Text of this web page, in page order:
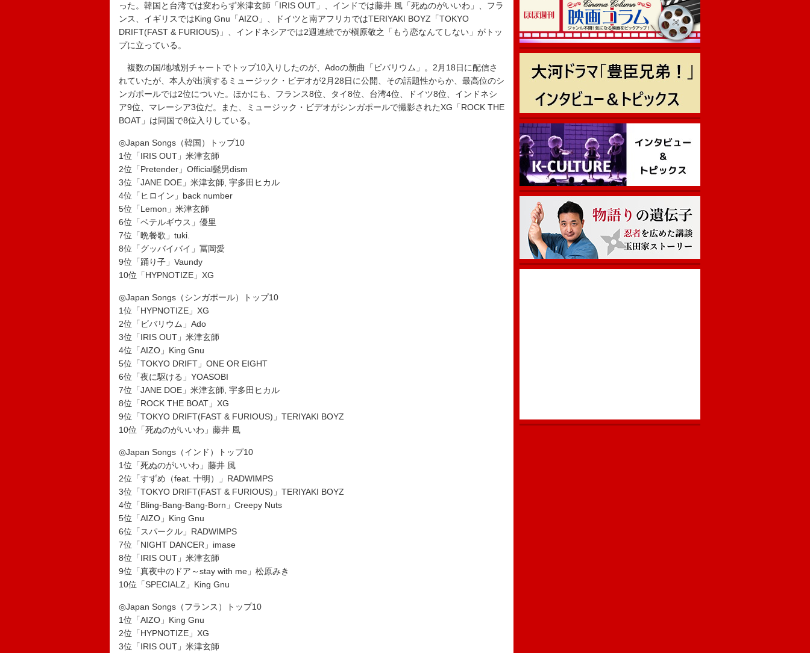
った。韓国と台湾では変わらず米津玄師「IRIS OUT」、インドでは藤井 風「死ぬのがいいわ」、フラ
ンス、イギリスではKing Gnu「AIZO」、ドイツと南アフリカではTERIYAKI BOYZ「TOKYO
DRIFT(FAST & FURIOUS)」、インドネシアでは2週連続でが槇原敬之「もう恋なんてしない」がトッ
プに立っている。
複数の国/地域別チャートでトップ10入りしたのが、Adoの新曲「ビバリウム」。2月18日に配信さ
れていたが、本人が出演するミュージック・ビデオが2月28日に公開、その話題性からか、最高位のシ
ンガポールでは2位についた。ほかにも、フランス8位、タイ8位、台湾4位、ドイツ8位、インドネシ
ア9位、マレーシア3位だ。また、ミュージック・ビデオがシンガポールで撮影されたXG「ROCK THE
BOAT」は同国で8位入りしている。
◎Japan Songs（韓国）トップ10
1位「IRIS OUT」米津玄師
2位「Pretender」Official髭男dism
3位「JANE DOE」米津玄師, 宇多田ヒカル
4位「ヒロイン」back number
5位「Lemon」米津玄師
6位「ベテルギウス」優里
7位「晩餐歌」tuki.
8位「グッバイバイ」冨岡愛
9位「踊り子」Vaundy
10位「HYPNOTIZE」XG
◎Japan Songs（シンガポール）トップ10
1位「HYPNOTIZE」XG
2位「ビバリウム」Ado
3位「IRIS OUT」米津玄師
4位「AIZO」King Gnu
5位「TOKYO DRIFT」ONE OR EIGHT
6位「夜に駆ける」YOASOBI
7位「JANE DOE」米津玄師, 宇多田ヒカル
8位「ROCK THE BOAT」XG
9位「TOKYO DRIFT(FAST & FURIOUS)」TERIYAKI BOYZ
10位「死ぬのがいいわ」藤井 風
◎Japan Songs（インド）トップ10
1位「死ぬのがいいわ」藤井 風
2位「すずめ（feat. 十明）」RADWIMPS
3位「TOKYO DRIFT(FAST & FURIOUS)」TERIYAKI BOYZ
4位「Bling-Bang-Bang-Born」Creepy Nuts
5位「AIZO」King Gnu
6位「スパークル」RADWIMPS
7位「NIGHT DANCER」imase
8位「IRIS OUT」米津玄師
9位「真夜中のドア～stay with me」松原みき
10位「SPECIALZ」King Gnu
◎Japan Songs（フランス）トップ10
1位「AIZO」King Gnu
2位「HYPNOTIZE」XG
3位「IRIS OUT」米津玄師